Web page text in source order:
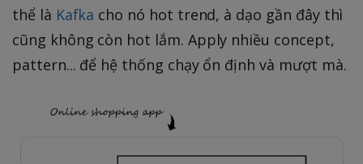
thể là Kafka cho nó hot trend, à dạo gần đây thì
cũng không còn hot lắm. Apply nhiều concept,
pattern... để hệ thống chạy ổn định và mượt mà.